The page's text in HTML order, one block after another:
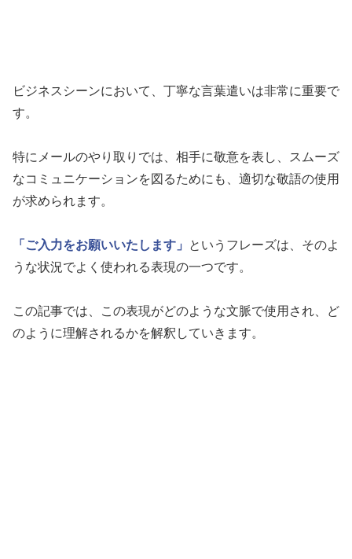
ビジネスシーンにおいて、丁寧な言葉遣いは非常に重要で
す。
特にメールのやり取りでは、相手に敬意を表し、スムーズ
なコミュニケーションを図るためにも、適切な敬語の使用
が求められます。
「ご入力をお願いいたします」
というフレーズは、そのよ
うな状況でよく使われる表現の一つです。
この記事では、この表現がどのような文脈で使用され、ど
のように理解されるかを解釈していきます。